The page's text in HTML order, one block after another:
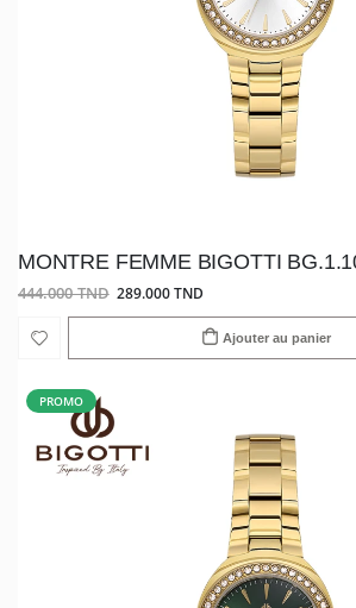
MONTRE FEMME BIGOTTI
444.000 TND 289.000 TND
Ajouter au panier
PROMO